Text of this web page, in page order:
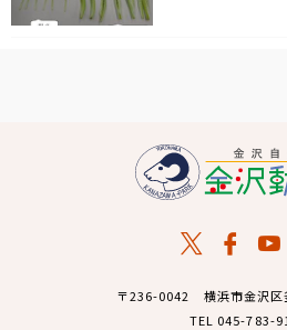
〒236-0042 横浜市金沢区
TEL 045-783-